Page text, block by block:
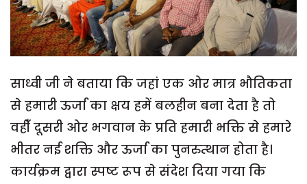
साध्वी जी ने बताया कि जहां एक ओर मात्र भौतिकता
से हमारी ऊर्जा का क्षय हमें बलहीन बना देता है तो
वहीँ दूसरी ओर भगवान के प्रति हमारी भक्ति से हमारे
भीतर नई शक्ति और ऊर्जा का पुनरुत्थान होता है।
कार्यक्रम द्वारा स्पष्ट रूप से संदेश दिया गया कि